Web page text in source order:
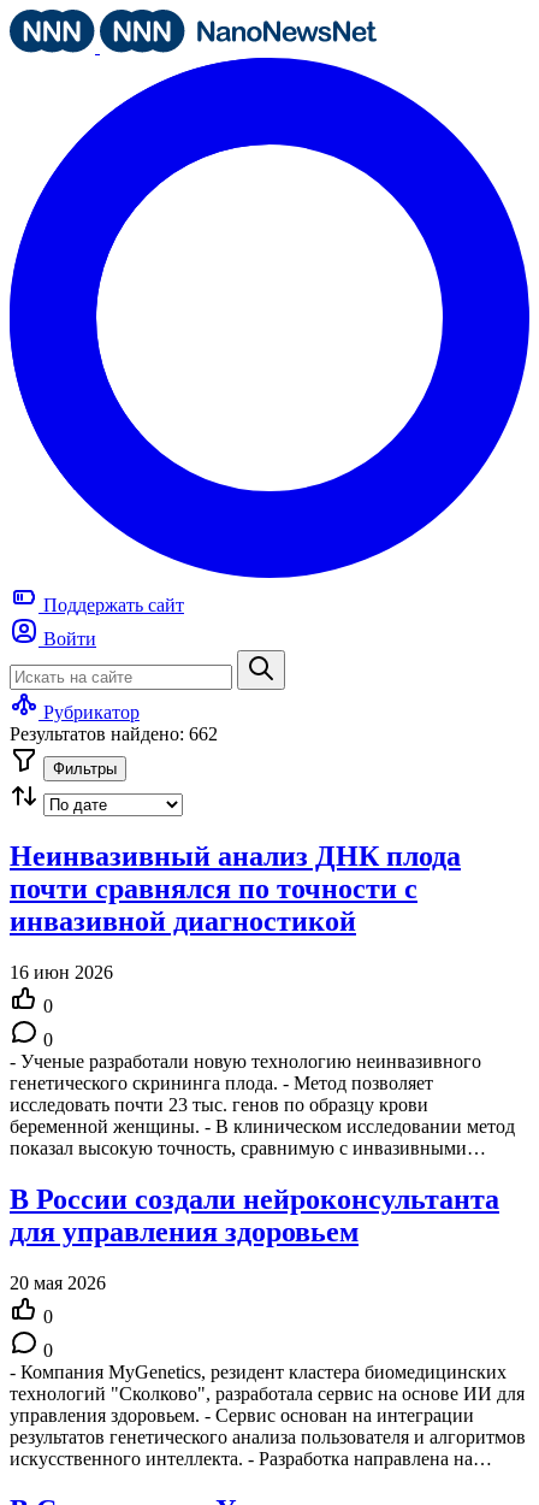
Поддержать сайт
Войти
Рубрикатор
Результатов найдено: 662
Фильтры
Неинвазивный анализ ДНК плода
почти сравнялся по точности с
инвазивной диагностикой
16 июн 2026
0
0
- Ученые разработали новую технологию неинвазивного
генетического скрининга плода. - Метод позволяет
исследовать почти 23 тыс. генов по образцу крови
беременной женщины. - В клиническом исследовании метод
показал высокую точность, сравнимую с инвазивными…
В России создали нейроконсультанта
для управления здоровьем
20 мая 2026
0
0
- Компания MyGenetics, резидент кластера биомедицинских
технологий "Сколково", разработала сервис на основе ИИ для
управления здоровьем. - Сервис основан на интеграции
результатов генетического анализа пользователя и алгоритмов
искусственного интеллекта. - Разработка направлена на…